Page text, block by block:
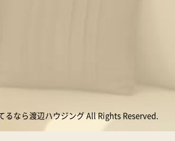
なら渡辺ハウジング All Rights Reserved.